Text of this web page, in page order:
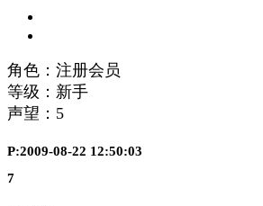
角色：注册会员
等级：新手
声望： 5
P:2009-08-22 12:50:03
7